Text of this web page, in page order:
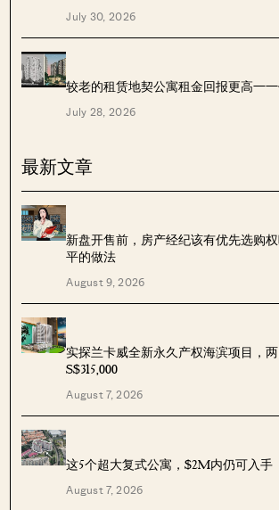
July 30, 2026
较老的租赁地契公寓租金回报更高——
July 28, 2026
最新文章
新盘开售前，房产经纪该有优先选购
平的做法
August 9, 2026
实探兰卡威全新永久产权海滨项目，
S$315,000
August 7, 2026
这5个超大复式公寓，$2M内仍可入手
August 7, 2026